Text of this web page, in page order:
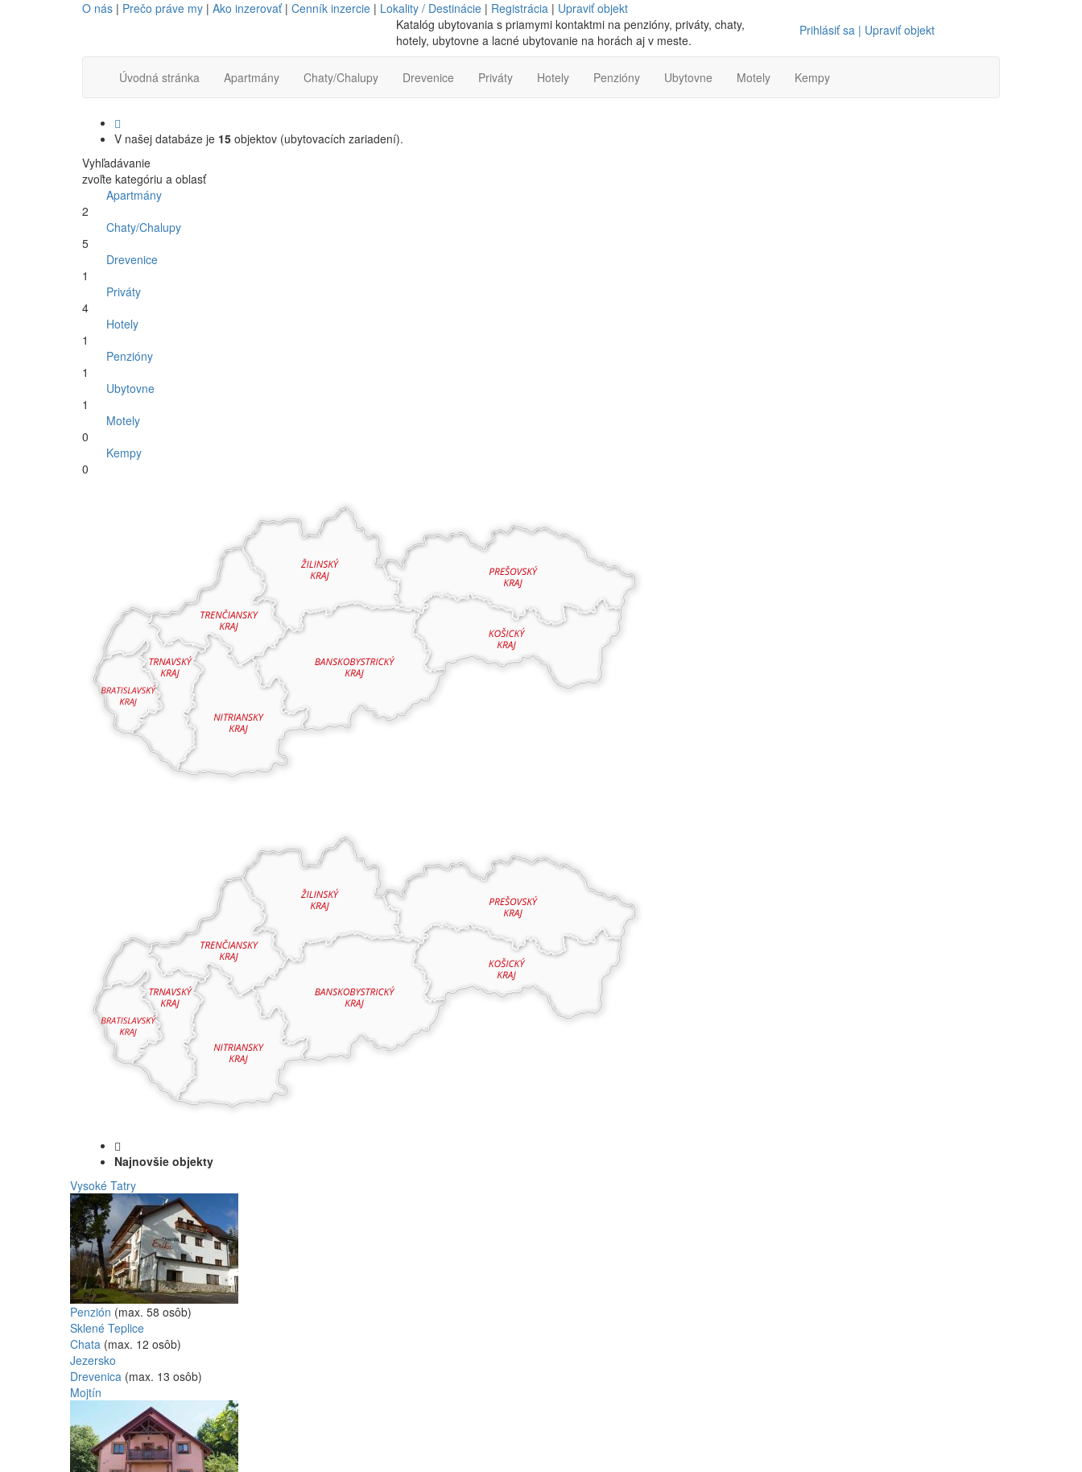
O nás | Prečo práve my | Ako inzerovať| Cenník inzercie | Lokality / Destinácie | Registrácia | Upraviť objekt
Katalóg ubytovania s priamymi kontaktmi na penzióny, priváty, chaty,
hotely, ubytovne a lacné ubytovanie na horách aj v meste.
Prihlásiť sa | Upraviť objekt
Úvodná stránka Apartmány Chaty/Chalupy Drevenice Priváty Hotely Penzióny Ubytovne Motely Kempy
V našej databáze je 15 objektov (ubytovacích zariadení).
Vyhľadávanie
zvoľte kategóriu a oblasť
Apartmány
2
Chaty/Chalupy
5
Drevenice
1
Priváty
4
Hotely
1
Penzióny
1
Ubytovne
1
Motely
0
Kempy
0
Najnovšie objekty
Vysoké Tatry
Penzión (max. 58 osôb)
Sklené Teplice
Chata (max. 12 osôb)
Jezersko
Drevenica (max. 13 osôb)
Mojtín